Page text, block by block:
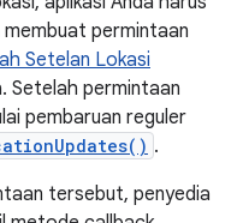
membuat permintaan
Setelan Lokasi
Setelah permintaan
pembaruan reguler
.
tersebut, penyedia